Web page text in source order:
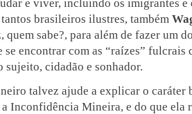
e viver, incluindo os imigrantes e
tantos brasileiros ilustres, também
quem sabe?, para além de fazer um
se encontrar com as “raízes” fulcrais
sujeito, cidadão e sonhador.
talvez ajude a explicar o caráter
a Inconfidência Mineira, e do que ela